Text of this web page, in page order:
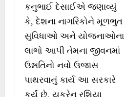
કનુભાઈ દેસાઈએ જણાવ્યું
કે, દેશના નાગરિકોને મૂળભુત
સુવિધાઓ અને યોજનાઓના
લાભો આપી તેમના જીવનમાં
ઉન્નતિનો નવો ઉજાસ
પાથરવાનું કાર્ય આ સરકારે
કર્યું છે. યુક્રેન રશિયા